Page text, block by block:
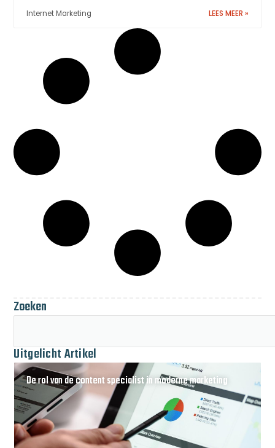
Internet Marketing LEES MEER »
Zoeken
Uitgelicht Artikel
De rol van de content specialist in moderne marketing